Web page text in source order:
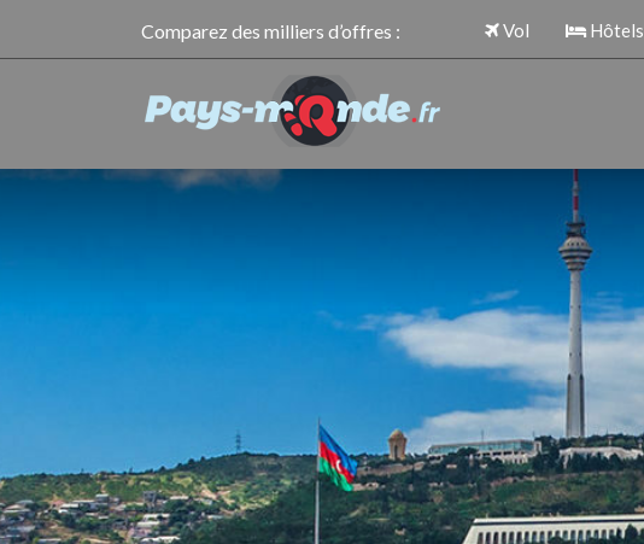
Comparez des milliers d’offres : Vol Hôtels